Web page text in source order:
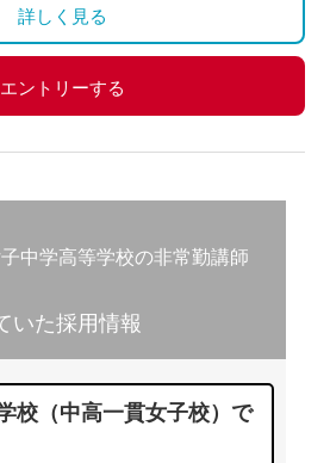
詳しく見る
エントリーする
中学高等学校の非常勤講師
いた採用情報
校（中高一貫女子校）で